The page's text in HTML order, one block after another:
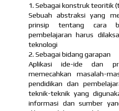
1. Sebagai konstruk teoritik
Sebuah abstraksi yang
prinsip tentang cara
pembelajaran harus
teknologi
2. Sebagai bidang garapan
Aplikasi ide-ide dan
memecahkan masalah-
pendidikan dan
teknik-teknik yang
informasi dan sumber